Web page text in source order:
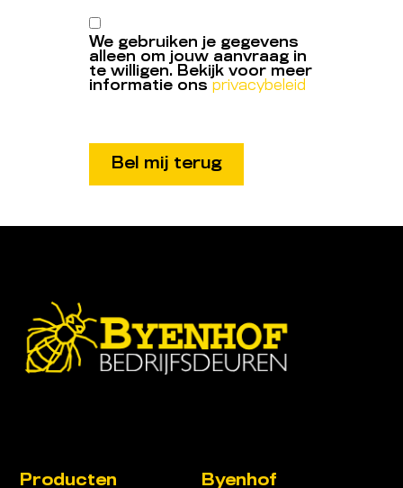
We gebruiken je gegevens
alleen om jouw aanvraag in
te willigen. Bekijk voor meer
informatie ons privacybeleid
Byenhof
Producten